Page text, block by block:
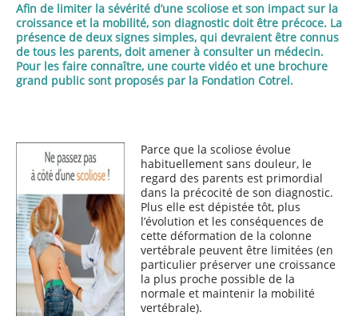
Afin de limiter la sévérité d’une scoliose et son impact sur la
croissance et la mobilité, son diagnostic doit être précoce. La
présence de deux signes simples, qui devraient être connus
de tous les parents, doit amener à consulter un médecin.
Pour les faire connaître, une courte vidéo et une brochure
grand public sont proposés par la Fondation Cotrel.
Parce que la scoliose évolue
habituellement sans douleur, le
regard des parents est primordial
dans la précocité de son diagnostic.
Plus elle est dépistée tôt, plus
l’évolution et les conséquences de
cette déformation de la colonne
vertébrale peuvent être limitées (en
particulier préserver une croissance
la plus proche possible de la
normale et maintenir la mobilité
vertébrale).